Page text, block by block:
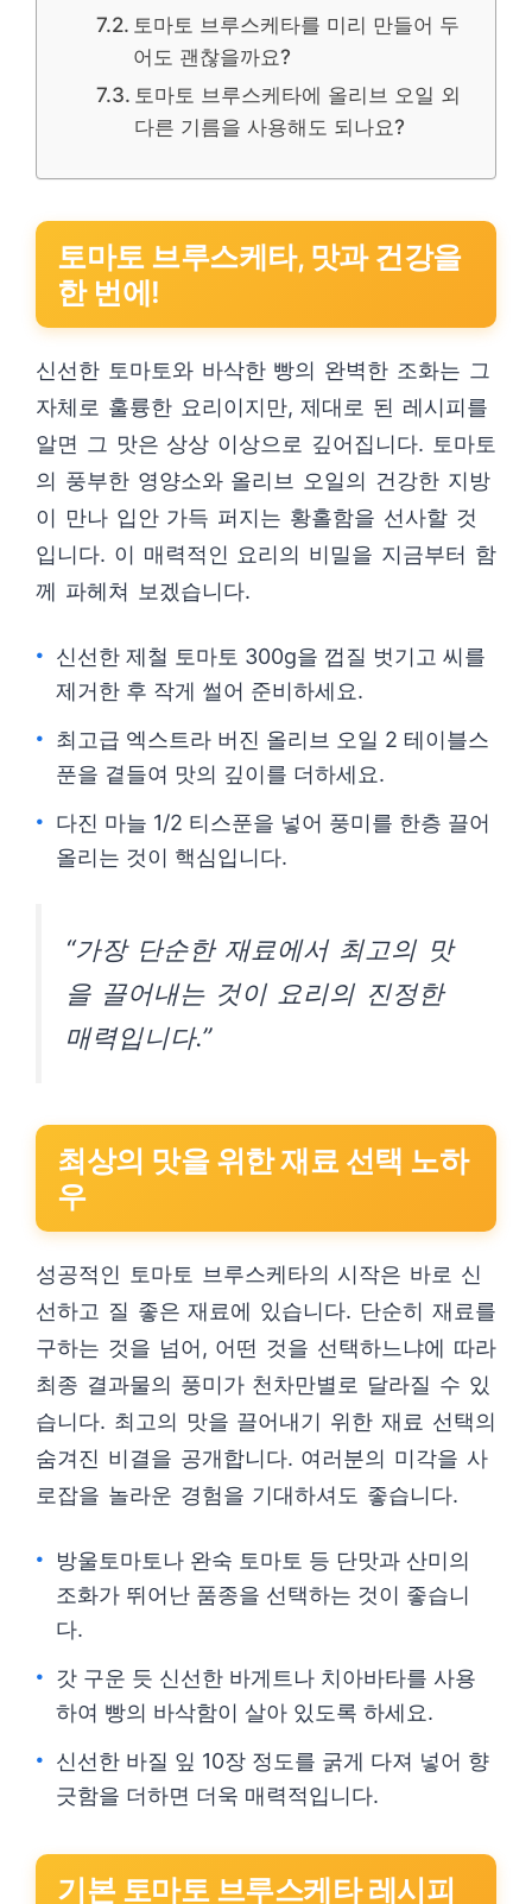
토마토 브루스케타를 미리 만들어 두
어도 괜찮을까요?
토마토 브루스케타에 올리브 오일 외
다른 기름을 사용해도 되나요?
토마토 브루스케타, 맛과 건강을
한 번에!
신선한 토마토와 바삭한 빵의 완벽한 조화는 그
자체로 훌륭한 요리이지만, 제대로 된 레시피를
알면 그 맛은 상상 이상으로 깊어집니다. 토마토
의 풍부한 영양소와 올리브 오일의 건강한 지방
이 만나 입안 가득 퍼지는 황홀함을 선사할 것
입니다. 이 매력적인 요리의 비밀을 지금부터 함
께 파헤쳐 보겠습니다.
신선한 제철 토마토 300g을 껍질 벗기고 씨를
제거한 후 작게 썰어 준비하세요.
최고급 엑스트라 버진 올리브 오일 2 테이블스
푼을 곁들여 맛의 깊이를 더하세요.
다진 마늘 1/2 티스푼을 넣어 풍미를 한층 끌어
올리는 것이 핵심입니다.
“가장 단순한 재료에서 최고의 맛
을 끌어내는 것이 요리의 진정한
매력입니다.”
최상의 맛을 위한 재료 선택 노하
우
성공적인 토마토 브루스케타의 시작은 바로 신
선하고 질 좋은 재료에 있습니다. 단순히 재료를
구하는 것을 넘어, 어떤 것을 선택하느냐에 따라
최종 결과물의 풍미가 천차만별로 달라질 수 있
습니다. 최고의 맛을 끌어내기 위한 재료 선택의
숨겨진 비결을 공개합니다. 여러분의 미각을 사
로잡을 놀라운 경험을 기대하셔도 좋습니다.
방울토마토나 완숙 토마토 등 단맛과 산미의
조화가 뛰어난 품종을 선택하는 것이 좋습니
다.
갓 구운 듯 신선한 바게트나 치아바타를 사용
하여 빵의 바삭함이 살아 있도록 하세요.
신선한 바질 잎 10장 정도를 굵게 다져 넣어 향
긋함을 더하면 더욱 매력적입니다.
기본 토마토 브루스케타 레시피